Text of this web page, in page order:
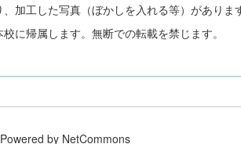
加工した写真（ぼかしを入れる等）がありま
に帰属します。無断での転載を禁じます。
Powered by NetCommons